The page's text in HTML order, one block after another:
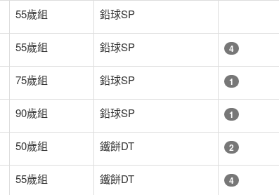
55歲組 鉛球SP
55歲組 鉛球SP 4
75歲組 鉛球SP 1
90歲組 鉛球SP 1
50歲組 鐵餅DT 2
55歲組 鐵餅DT 4